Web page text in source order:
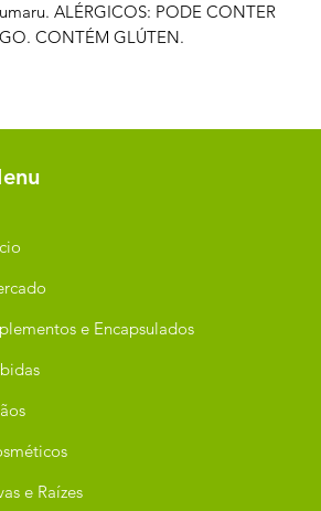
ALÉRGICOS: PODE CONTER
CONTÉM GLÚTEN.
e Encapsulados
e Raízes